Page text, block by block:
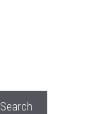
Search